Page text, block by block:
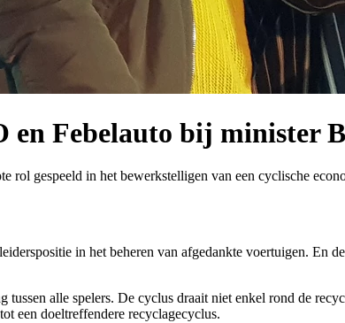
en Febelauto bij minister
rol gespeeld in het bewerkstelligen van een cyclische
in het beheren van afgedankte voertuigen. En
tussen alle spelers. De cyclus draait niet enkel rond de
een doeltreffendere recyclagecyclus.